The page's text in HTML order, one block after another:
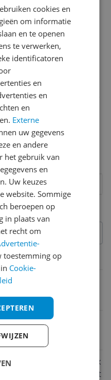
en vrije tijd, Phelyx
is van mesh, met
je graag je mening
het schrijven van je
duurt het schrijven
de 3 en 10 minuten.
bezoekers een betere
maand kans op
7
6
4
cookies en
om informatie
en te openen
te verwerken,
identificatoren
en
en
en
Externe
uw gegevens
en andere
het gebruik van
en
Uw keuzes
website. Sommige
beroepen op
in plaats van
recht om
toestemming op
Cookie-